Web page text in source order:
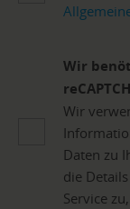
Wir
Wir
Daten zu
die
Service